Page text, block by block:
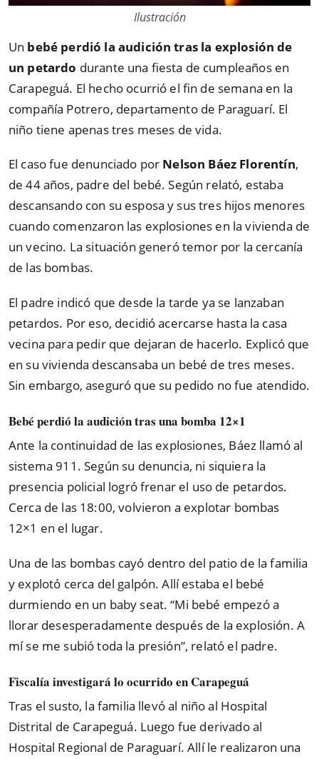
Ilustración
Un bebé perdió la audición tras la explosión de
un petardo durante una fiesta de cumpleaños en
Carapeguá. El hecho ocurrió el fin de semana en la
compañía Potrero, departamento de Paraguarí. El
niño tiene apenas tres meses de vida.
El caso fue denunciado por Nelson Báez Florentín,
de 44 años, padre del bebé. Según relató, estaba
descansando con su esposa y sus tres hijos menores
cuando comenzaron las explosiones en la vivienda de
un vecino. La situación generó temor por la cercanía
de las bombas.
El padre indicó que desde la tarde ya se lanzaban
petardos. Por eso, decidió acercarse hasta la casa
vecina para pedir que dejaran de hacerlo. Explicó que
en su vivienda descansaba un bebé de tres meses.
Sin embargo, aseguró que su pedido no fue atendido.
Bebé perdió la audición tras una bomba 12×1
Ante la continuidad de las explosiones, Báez llamó al
sistema 911. Según su denuncia, ni siquiera la
presencia policial logró frenar el uso de petardos.
Cerca de las 18:00, volvieron a explotar bombas
12×1 en el lugar.
Una de las bombas cayó dentro del patio de la familia
y explotó cerca del galpón. Allí estaba el bebé
durmiendo en un baby seat. “Mi bebé empezó a
llorar desesperadamente después de la explosión. A
mí se me subió toda la presión”, relató el padre.
Fiscalía investigará lo ocurrido en Carapeguá
Tras el susto, la familia llevó al niño al Hospital
Distrital de Carapeguá. Luego fue derivado al
Hospital Regional de Paraguarí. Allí le realizaron una